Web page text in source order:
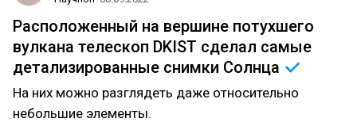
Расположенный на вершине потухшего
вулкана телескоп DKIST сделал самые
детализированные снимки Солнца
На них можно разглядеть даже относительно
небольшие элементы.